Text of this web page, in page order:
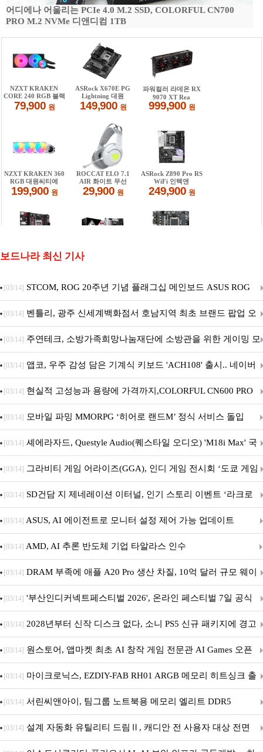
어디에나 어울리는 PCIe 4.0 M.2 SSD, COLORFUL CN700
PRO M.2 NVMe 디앤디컴 1TB
보드나라 최신 기사
[03/14] STCOM, ROG 20주년 기념 플래그십 메인보드 ASUS ROG
Crosshair X870E EDITION 20 국내 출시 예정
[03/14] 벤틀리, 광주 신세계백화점서 호남지역 최초 브랜드 팝업 오
픈
[03/14] 주연테크, 소방가족희망나눔재단에 소방관을 위한 게이밍 모
니터·스마트 펫 침대 기부
[03/14] 앱코, 우주 감성 담은 기계식 키보드 'ACH108' 출시.. 네이버
브랜드데이 기획전 진행
[03/14] 현실적 고성능과 용량에 가격까지,COLORFUL CN600 PRO
M.2 NVMe 디앤디컴 1TB
[03/14] 모바일 파밍 MMORPG ‘히어로 랜드M’ 정식 서비스 돌입
[03/14] 셰에라자드, Questyle Audio(퀘스타일 오디오) 'M18i Max' 국
내 정식 출시
[03/14] 그라비티 게임 어라이즈(GGA), 인디 게임 전시회 ‘도쿄 게임
던전 13’ 참가!
[03/14] SD건담 지 제네레이션 이터널, 인기 스토리 이벤트 ‘라크로
아의 용사’ 재개최 및 풍성한 기념 이벤트 실시!
[03/14] ASUS, AI 에이전트로 모니터 설정 제어 가능 업데이트
[03/14] AMD, AI 추론 반도체 기업 타알라스 인수
[03/14] DRAM 부족에 애플 A20 Pro 생산 차질, 10억 달러 규모 웨이
퍼 대기
[03/14] '부산인디커넥트페스티벌 2026', 온라인 페스티벌 7일 공식
개막... 22일간 진행
[03/14] 2028년부터 신작 디스크 없다, 소니 PS5 신규 패키지에 경고
문 추가
[03/14] 원스토어, 앱마켓 최초 AI 창작 게임 전문관 AI Games 오픈
[03/14] 마이크로닉스, EZDIY-FAB RH01 ARGB 메모리 히트싱크 출
시
[03/14] 서린씨앤아이, 팀그룹 노트북용 메모리 엘리트 DDR5
5600MHz 16GB 출시
[03/14] 설계 자동화 유틸리티 드림Ⅱ, 캐디안 전 사용자 대상 전면